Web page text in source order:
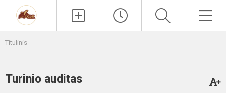
Titulinis
Turinio auditas